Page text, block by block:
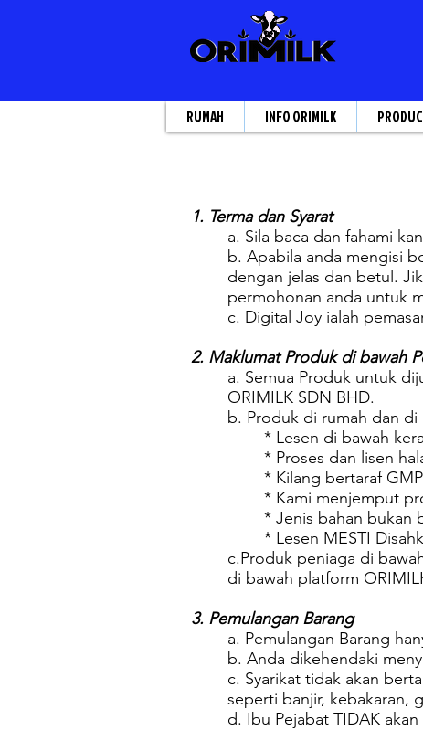
1. Terma dan Syarat
a. Sila baca dan fahami
b. Apabila anda mengisi
dengan jelas dan betul.
permohonan anda untuk
c. Digital Joy ialah
2. Maklumat Produk di bawah
a. Semua Produk untuk
ORIMILK SDN BHD.
b. Produk di rumah dan
* Lesen di bawah
* Proses dan lisen
* Kilang bertaraf
* Kami menjemput
* Jenis bahan bukan
* Lesen MESTI
c.Produk peniaga di
di bawah platform
3. Pemulangan Barang
a. Pemulangan Barang
b. Anda dikehendaki
c. Syarikat tidak akan
seperti banjir, kebakaran,
d. Ibu Pejabat TIDAK
RUMAH INFO ORIMILK